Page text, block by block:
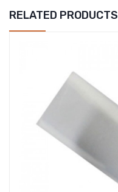
RELATED PRODUCTS